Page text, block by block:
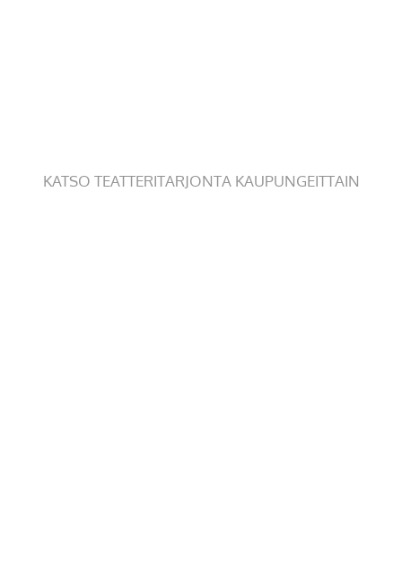
KATSO TEATTERITARJONTA KAUPUNGEITTAIN